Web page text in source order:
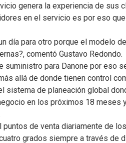
genera la experiencia de sus
en el servicio es por eso
día para otro porque el modelo
comentó Gustavo Redondo.
suministro para Danone por eso
allá de donde tienen control
sistema de planeación global
en los próximos 18 meses
de venta diariamente de
grados siempre a través de